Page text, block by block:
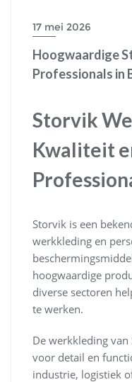
17 mei 2026
Hoogwaardige
Professionals in
Storvik
Kwaliteit
Storvik is een
werkkleding en
hoogwaardige
diverse sectoren
te werken.
De werkkleding
voor detail en
industrie, logistiek